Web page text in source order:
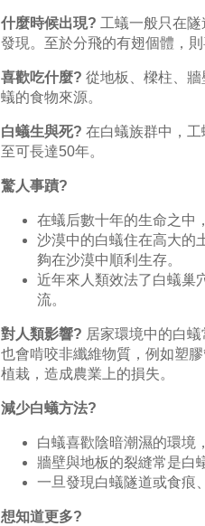
什麼時候出現? 工蟻一般只在
發現。至於分飛的有翅個體，
喜歡吃什麼? 從地板、樑柱、
蟻的食物來源。
白蟻生與死? 在白蟻族群中，
至可長達50年。
驚人事蹟?
在蟻后數十年的生命之中
沙漠中的白蟻住在高大的
夠在沙漠中順利生存。
近年來人類效法了白蟻巢
流。
對人類影響? 居家環境中的白
也會啃咬非纖維物質，例如塑
植栽，造成農業上的損失。
減少白蟻方法?
白蟻喜歡陰暗潮濕的環境
牆壁與地板的裂縫常是白
一旦發現白蟻隧道或食痕
想知道更多?